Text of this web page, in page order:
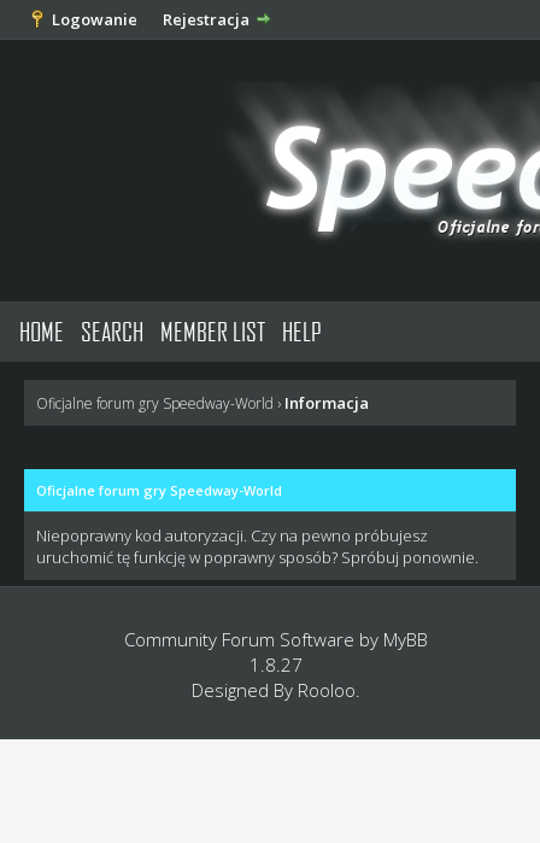
Logowanie Rejestracja
HOME SEARCH MEMBER LIST HELP
Oficjalne forum gry Speedway-World › Informacja
Oficjalne forum gry Speedway-World
Niepoprawny kod autoryzacji. Czy na pewno próbujesz
uruchomić tę funkcję w poprawny sposób? Spróbuj ponownie.
Community Forum Software by MyBB
1.8.27
Designed By Rooloo.